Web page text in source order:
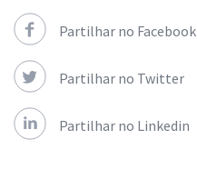
Partilhar no Facebook
Partilhar no Twitter
Partilhar no Linkedin